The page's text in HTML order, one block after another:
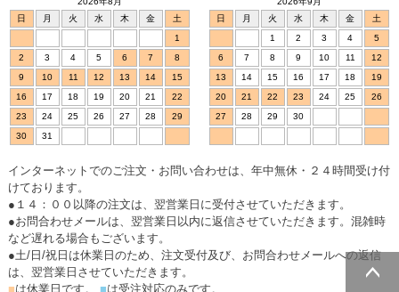
日
月 火 水 木 金
土
1
2
3 4 5 6 7
8
9
10 11 12 13 14
15
16
17 18 19 20 21
22
23
24 25 26 27 28
29
30
31
日
月 火 水 木 金
土
1
2 3 4
5
6
7 8 9 10 11
12
13
14 15 16 17 18
19
20
21 22 23 24 25
26
27
28 29 30
インターネットでのご注文・お問い合わせは、年中無休・２４時間受け付
けております。
●１４：００以降の注文は、翌営業日に受付させていただきます。
●お問合わせメールは、翌営業日以内に返信させていただきます。混雑時
など遅れる場合もございます。
●土/日/祝日は休業日のため、注文受付及び、お問合わせメールへの返信
は、翌営業日させていただきます。
■は休業日です。 ■は受注対応のみです。